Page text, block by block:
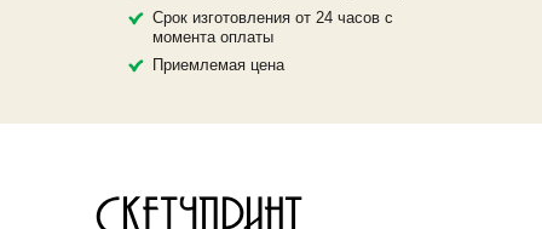
Срок изготовления от 24 часов с
момента оплаты
Приемлемая цена